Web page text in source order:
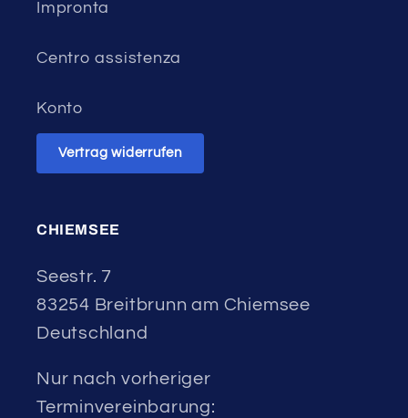
Impronta
Centro assistenza
Konto
Vertrag widerrufen
CHIEMSEE
Seestr. 7
83254 Breitbrunn am Chiemsee
Deutschland
Nur nach vorheriger
Terminvereinbarung: